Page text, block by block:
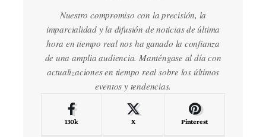
Nuestro compromiso con la precisión, la
imparcialidad y la difusión de noticias de última
hora en tiempo real nos ha ganado la confianza
de una amplia audiencia. Manténgase al día con
actualizaciones en tiempo real sobre los últimos
eventos y tendencias.
130k X Pinterest